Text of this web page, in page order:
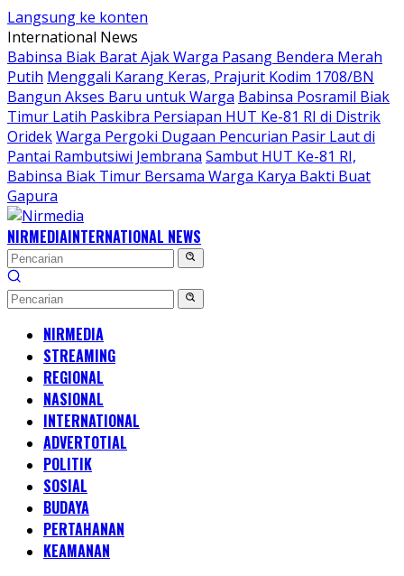
Langsung ke konten
International News
Babinsa Biak Barat Ajak Warga Pasang Bendera Merah
Putih Menggali Karang Keras, Prajurit Kodim 1708/BN
Bangun Akses Baru untuk Warga Babinsa Posramil Biak
Timur Latih Paskibra Persiapan HUT Ke-81 RI di Distrik
OridekWarga Pergoki Dugaan Pencurian Pasir Laut di
Pantai Rambutsiwi Jembrana Sambut HUT Ke-81 RI,
Babinsa Biak Timur Bersama Warga Karya Bakti Buat
Gapura
NIRMEDIAINTERNATIONAL NEWS
NIRMEDIA
STREAMING
REGIONAL
NASIONAL
INTERNATIONAL
ADVERTOTIAL
POLITIK
SOSIAL
BUDAYA
PERTAHANAN
KEAMANAN